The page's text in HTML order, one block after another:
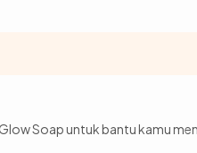
Soap untuk bantu kamu